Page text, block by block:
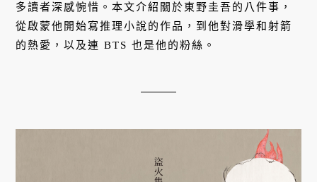
多讀者深感惋惜。本文介紹關於東野圭吾的八件事，
從啟蒙他開始寫推理小說的作品，到他對滑學和射箭
的熱愛，以及連 BTS 也是他的粉絲。